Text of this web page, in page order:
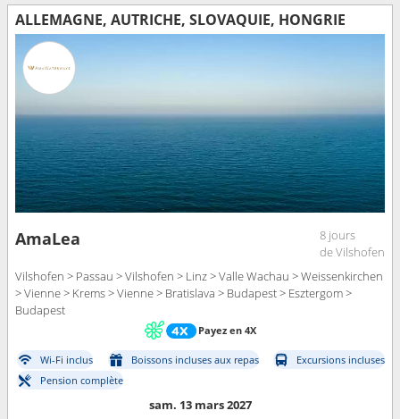
ALLEMAGNE, AUTRICHE, SLOVAQUIE, HONGRIE
AmaLea
8 jours
de Vilshofen
Vilshofen > Passau > Vilshofen > Linz > Valle Wachau > Weissenkirchen
> Vienne > Krems > Vienne > Bratislava > Budapest > Esztergom >
Budapest
Payez en 4X
Wi-Fi inclus Boissons incluses aux repas
Excursions incluses
Pension complète
sam. 13 mars 2027